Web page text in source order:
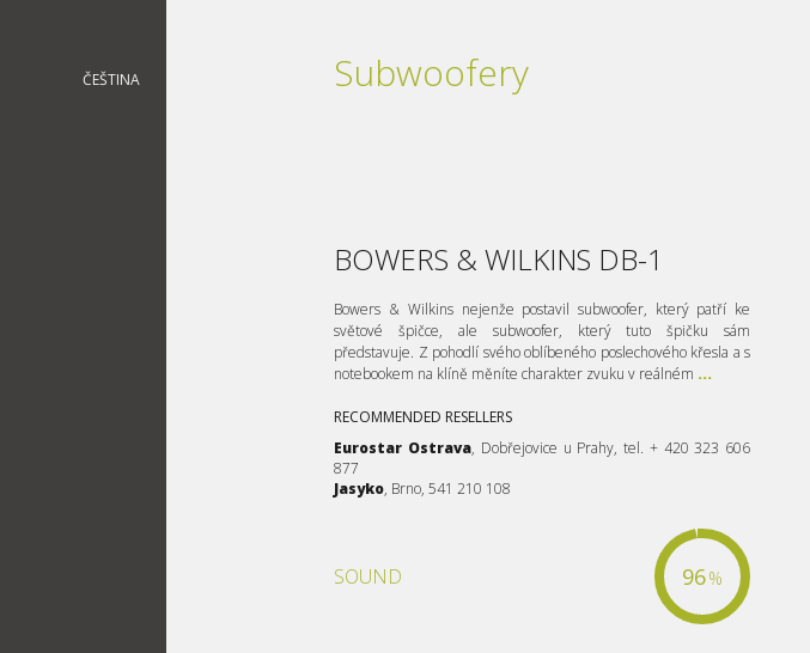
Subwoofery
BOWERS & WILKINS DB-1
Bowers & Wilkins nejenže postavil subwoofer, který patří ke
světové špičce, ale subwoofer, který tuto špičku sám
představuje. Z pohodlí svého oblíbeného poslechového křesla a s
notebookem na klíně měníte charakter zvuku v reálném ...
RECOMMENDED RESELLERS
Eurostar Ostrava, Dobřejovice u Prahy, tel. + 420 323 606
877
Jasyko, Brno, 541 210 108
SOUND 96%
ČEŠTINA